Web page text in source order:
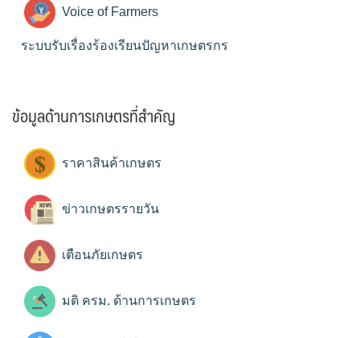
Voice of Farmers
ระบบรับเรื่องร้องเรียนปัญหาเกษตรกร
ข้อมูลด้านการเกษตรที่สำคัญ
ราคาสินค้าเกษตร
ข่าวเกษตรรายวัน
เตือนภัยเกษตร
มติ ครม. ด้านการเกษตร